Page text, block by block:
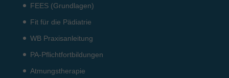
FEES (Grundlagen)
Fit für die Pädiatrie
WB Praxisanleitung
PA-Pflichtfortbildungen
Atmungstherapie